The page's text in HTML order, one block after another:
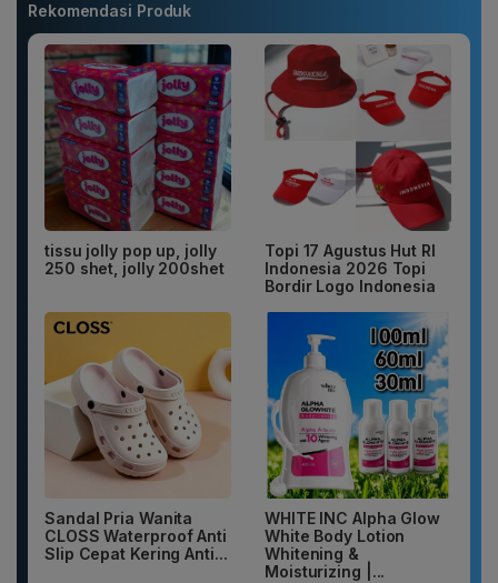
Rekomendasi Produk
tissu jolly pop up, jolly
250 shet, jolly 200shet
Topi 17 Agustus Hut RI
Indonesia 2026 Topi
Bordir Logo Indonesia
Sandal Pria Wanita
CLOSS Waterproof Anti
Slip Cepat Kering Anti...
WHITE INC Alpha Glow
White Body Lotion
Whitening &
Moisturizing |...